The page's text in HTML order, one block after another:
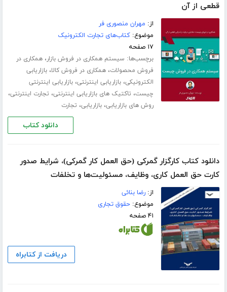
قطعی از آن
از: مهران منصوری فر
موضوع:کتاب‌های تجارت الکترونیک
۱۷ صفحه
برچسب‌ها: سیستم همکاری در فروش بازار،همکاری در
فروش محصولات،همکاری در فروش کالا،بازاریابی
الکترونیکی،بازاریابی اینترنتی،بازاریابی اینترنتی
چیست، تاکتیک های بازاریابی اینترنتی، تجارت اینترنتی،
روش های بازاریابی،بازاریابی، تجارت
دانلود کتاب
دانلود کتاب کارگزار گمرکی (حق العمل کار گمرکی)، شرایط صدور
کارت حق العمل کاری، وظایف، مسئولیت‌ها و تخلفات
از:رضا بنائی
موضوع:حقوق تجاری
۴۱ صفحه
دریافت از کتابراه